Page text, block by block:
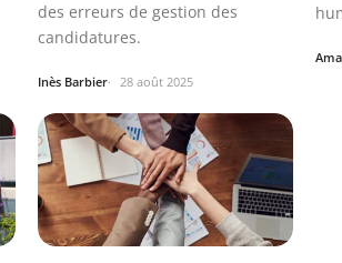
des erreurs de gestion des
candidatures.
Inès Barbier 28 août 2025